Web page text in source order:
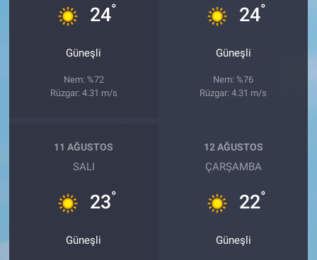
24°
Güneşli
Nem: %72
Rüzgar: 4.31 m/s
24°
Güneşli
Nem: %76
Rüzgar: 4.31 m/s
11 AĞUSTOS
SALI
23°
Güneşli
12 AĞUSTOS
ÇARŞAMBA
22°
Güneşli